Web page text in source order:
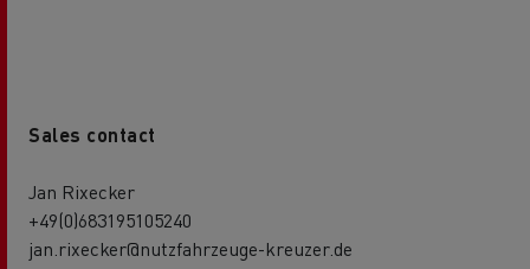
Sales contact
Jan Rixecker
+49(0)683195105240
jan.rixecker@nutzfahrzeuge-kreuzer.de